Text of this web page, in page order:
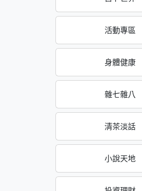
活動專區
身體健康
雜七雜八
清茶淡話
小說天地